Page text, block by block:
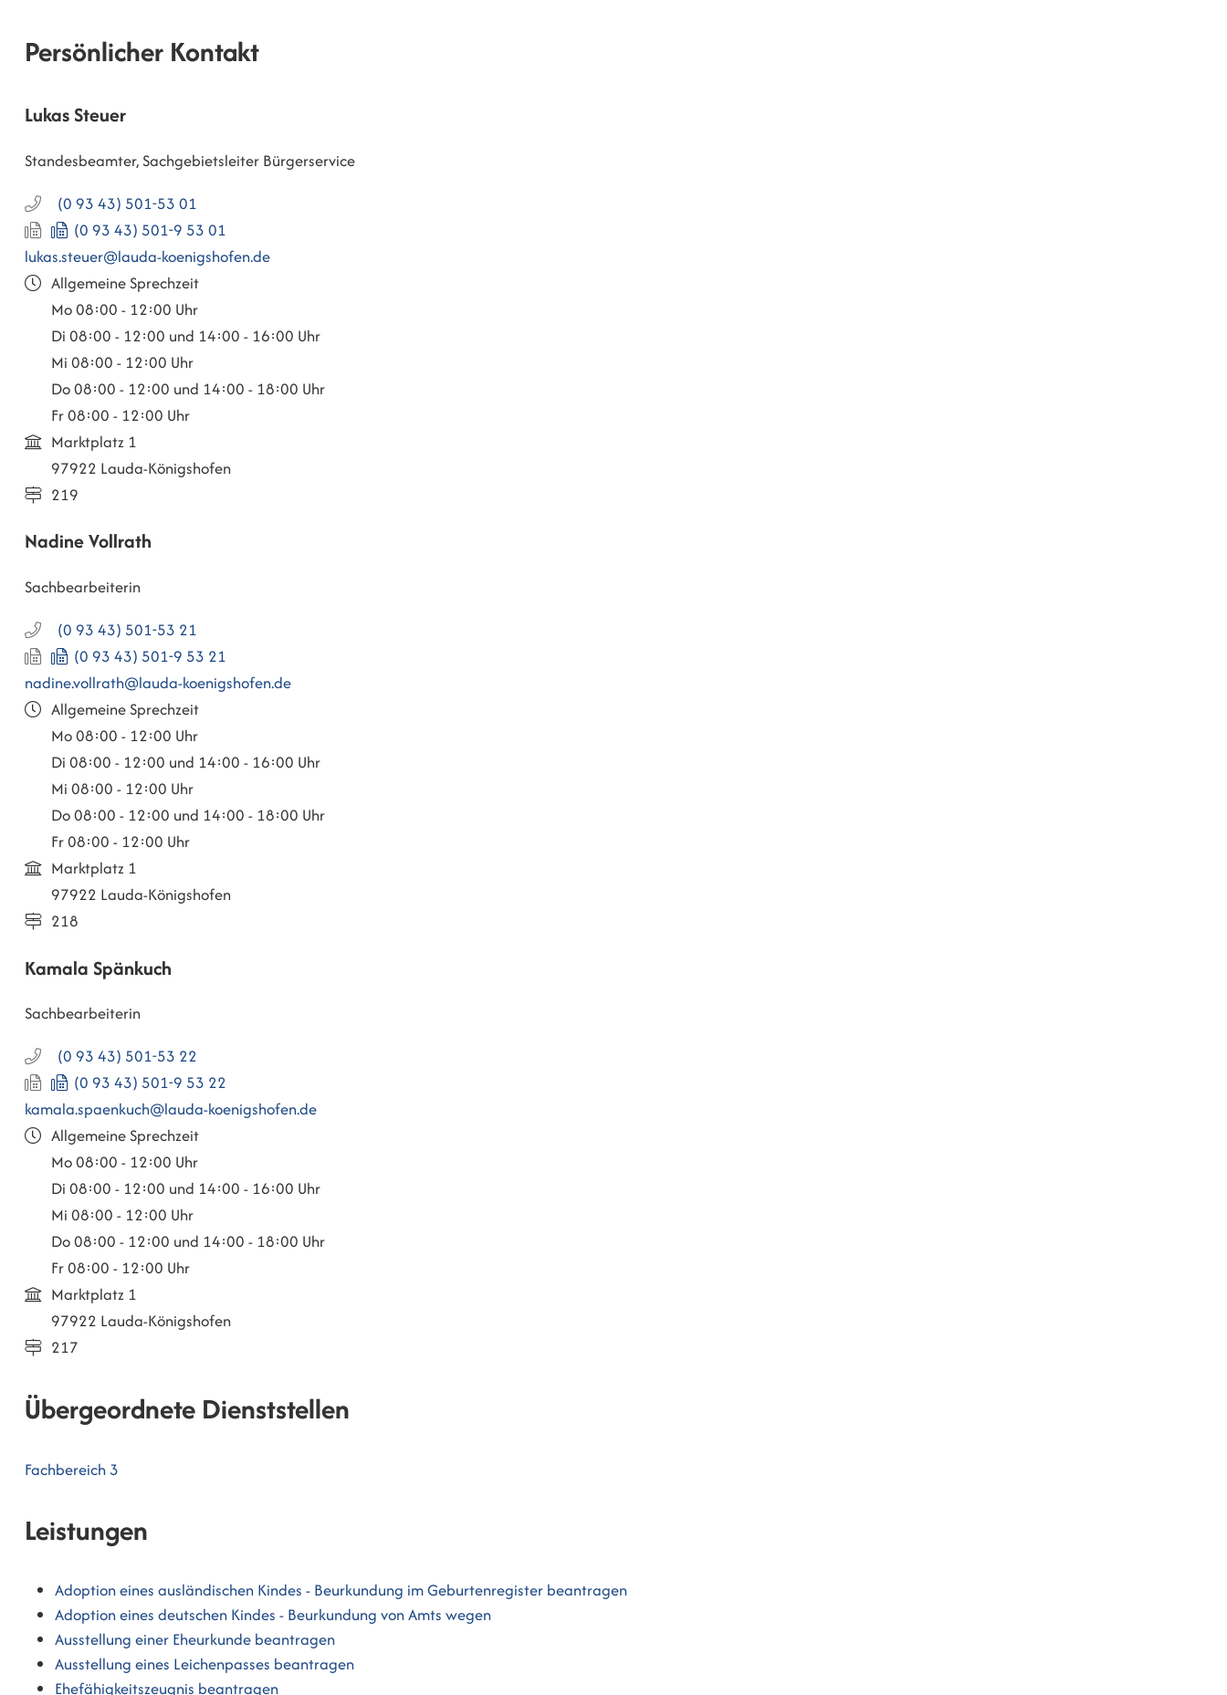
Persönlicher Kontakt
Lukas Steuer
Standesbeamter, Sachgebietsleiter Bürgerservice
(0 93 43) 501-53 01
(0 93 43) 501-9 53 01
lukas.steuer@lauda-koenigshofen.de
Allgemeine Sprechzeit
Mo08:00 - 12:00 Uhr
Di 08:00 - 12:00 und 14:00 - 16:00 Uhr
Mi 08:00 - 12:00 Uhr
Do08:00 - 12:00 und 14:00 - 18:00 Uhr
Fr08:00 - 12:00 Uhr
Marktplatz 1
97922 Lauda-Königshofen
219
NadineVollrath
Sachbearbeiterin
(0 93 43) 501-53 21
(0 93 43) 501-9 53 21
nadine.vollrath@lauda-koenigshofen.de
Allgemeine Sprechzeit
Mo08:00 - 12:00 Uhr
Di 08:00 - 12:00 und 14:00 - 16:00 Uhr
Mi 08:00 - 12:00 Uhr
Do08:00 - 12:00 und 14:00 - 18:00 Uhr
Fr08:00 - 12:00 Uhr
Marktplatz 1
97922 Lauda-Königshofen
218
Kamala Spänkuch
Sachbearbeiterin
(0 93 43) 501-53 22
(0 93 43) 501-9 53 22
kamala.spaenkuch@lauda-koenigshofen.de
Allgemeine Sprechzeit
Mo08:00 - 12:00 Uhr
Di 08:00 - 12:00 und 14:00 - 16:00 Uhr
Mi 08:00 - 12:00 Uhr
Do08:00 - 12:00 und 14:00 - 18:00 Uhr
Fr08:00 - 12:00 Uhr
Marktplatz 1
97922 Lauda-Königshofen
217
Übergeordnete Dienststellen
Fachbereich 3
Leistungen
Adoption eines ausländischen Kindes - Beurkundung im Geburtenregister beantragen
Adoption eines deutschen Kindes - Beurkundung von Amts wegen
Ausstellung einer Eheurkunde beantragen
Ausstellung eines Leichenpasses beantragen
Ehefähigkeitszeugnis beantragen